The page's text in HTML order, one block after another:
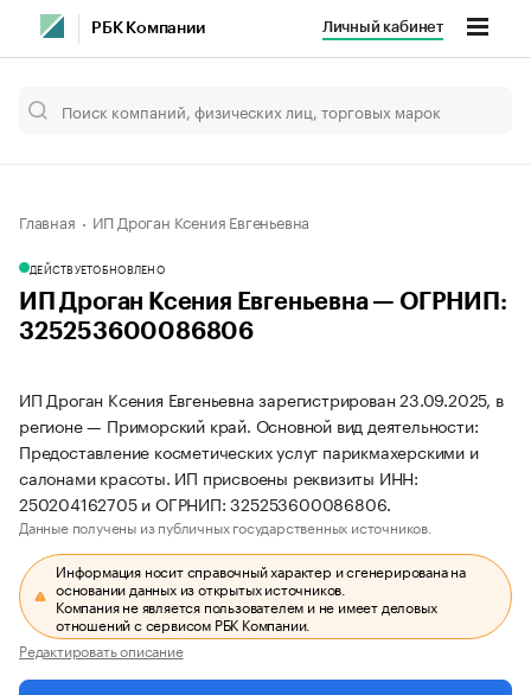
РБК Компании Личный кабинет
Главная ИП Дроган Ксения Евгеньевна
ДЕЙСТВУЕТОБНОВЛЕНО
ИП Дроган Ксения Евгеньевна — ОГРНИП:
325253600086806
ИП Дроган Ксения Евгеньевна зарегистрирован 23.09.2025, в
регионе — Приморский край. Основной вид деятельности:
Предоставление косметических услуг парикмахерскими и
салонами красоты. ИП присвоены реквизиты ИНН:
250204162705 и ОГРНИП: 325253600086806.
Данные получены из публичных государственных источников.
Информация носит справочный характер и сгенерирована на
основании данных из открытых источников.
Компания не является пользователем и не имеет деловых
отношений с сервисом РБК Компании.
Редактировать описание